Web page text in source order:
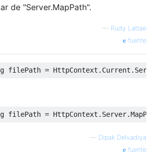
de "Server.MapPath".
— Rudy Lattae
fuente
filePath = HttpContext . Current .
filePath = HttpContext . Server.
— Dipak Delvadiya
fuente